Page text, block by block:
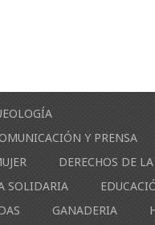
Y PRENSA
DERECHOS DE
SOLIDARIA
GANADERIA